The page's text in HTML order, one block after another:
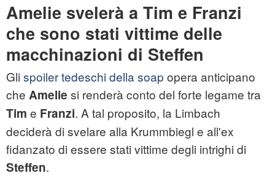
Amelie svelerà a Tim e Franzi
che sono stati vittime delle
macchinazioni di Steffen
Gli spoiler tedeschi della soap opera anticipano
che Amelie si renderà conto del forte legame tra
Tim e Franzi. A tal proposito, la Limbach
deciderà di svelare alla Krummbiegl e all'ex
fidanzato di essere stati vittime degli intrighi di
Steffen.